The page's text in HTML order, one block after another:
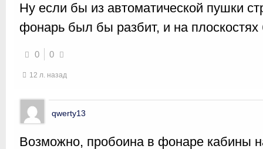
Ну если бы из автоматической пушки
фонарь был бы разбит, и на
0 0
12 л. назад
qwerty13
Возможно, пробоина в фонаре кабины